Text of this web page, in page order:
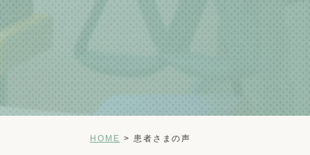
HOME 患者さまの声